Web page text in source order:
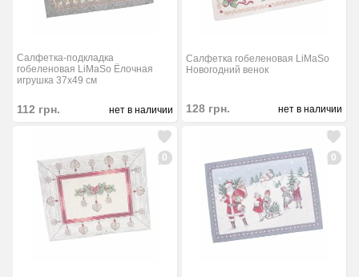
Салфетка-подкладка
гобеленовая LiMaSo Ёлочная
игрушка 37x49 см
112 грн. нет в наличии
Салфетка гобеленовая LiMaSo
Новогодний венок
128 грн. нет в наличии
0 0